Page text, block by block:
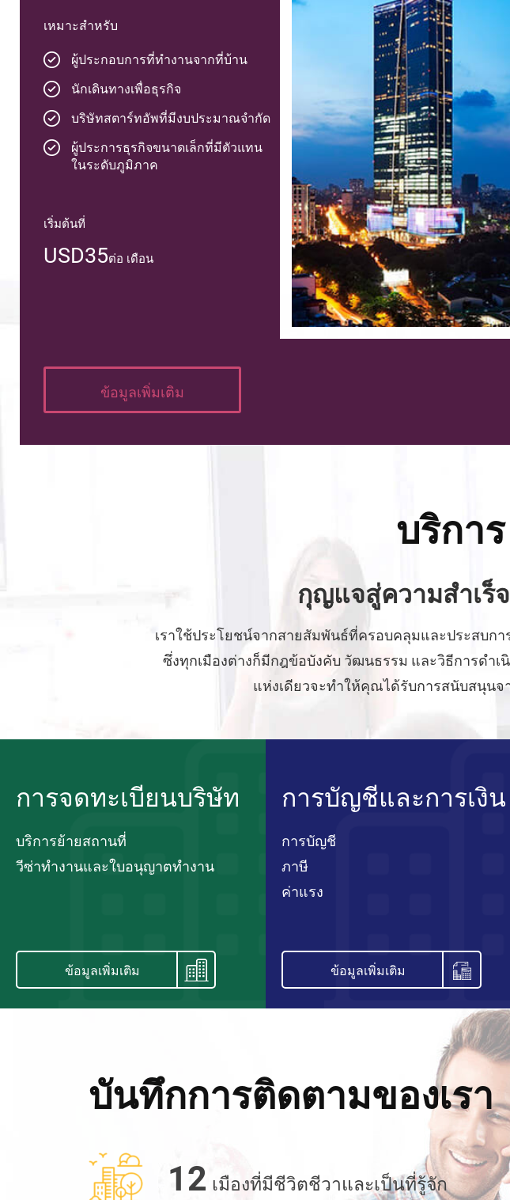
เหมาะสำหรับ
ผู้ประกอบการที่ทำงานจากที่บ้าน
นักเดินทางเพื่อธุรกิจ
บริษัทสตาร์ทอัพที่มีงบประมาณจำกัด
ผู้ประการธุรกิจขนาดเล็กที่มีตัวแทน
ในระดับภูมิภาค
เริ่มต้นที่
USD35ต่อ เดือน
ข้อมูลเพิ่มเติม
บริการ
กุญแจสู่ความสำเ
เราใช้ประโยชน์จากสายสัมพันธ์ที่ครอบคลุมและประสบก
ซึ่งทุกเมืองต่างก็มีกฎข้อบังคับ วัฒนธรรม และวิธีการดำเนิ
แห่งเดียวจะทำให้คุณได้รับการสนับสนุนจ
การจดทะเบียนบริษัท
บริการย้ายสถานที่
วีซ่าทำงานและใบอนุญาตทำงาน
ข้อมูลเพิ่มเติม
การบัญชีและการเงิน
การบัญชี
ภาษี
ค่าแรง
ข้อมูลเพิ่มเติม
บันทึกการติดตามของเรา
12 เมืองที่มีชีวิตชีวาและเป็นที่รู้จัก